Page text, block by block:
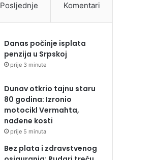
Posljednje Komentari
Danas počinje isplata
penzija u Srpskoj
prije 3 minute
Dunav otkrio tajnu staru
80 godina: Izronio
motocikl Vermahta,
nađene kosti
prije 5 minuta
Bez plata i zdravstvenog